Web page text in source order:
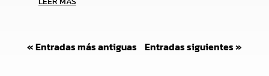
« Entradas más antiguas Entradas siguientes »